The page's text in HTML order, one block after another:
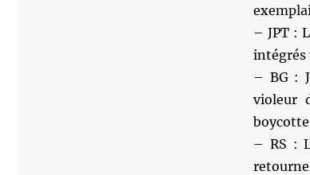
– JPT :
intégrés
– BG :
violeur
– RS :